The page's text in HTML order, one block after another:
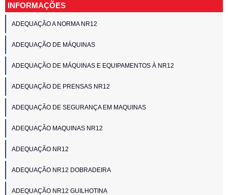
INFORMAÇÕES
ADEQUAÇÃO A NORMA NR12
ADEQUAÇÃO DE MÁQUINAS
ADEQUAÇÃO DE MÁQUINAS E EQUIPAMENTOS À NR12
ADEQUAÇÃO DE PRENSAS NR12
ADEQUAÇÃO DE SEGURANÇA EM MAQUINAS
ADEQUAÇÃO MAQUINAS NR12
ADEQUAÇÃO NR12
ADEQUAÇÃO NR12 DOBRADEIRA
ADEQUAÇÃO NR12 GUILHOTINA